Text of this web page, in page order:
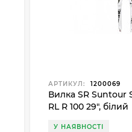
АРТИКУЛ: 1200069
Вилка SR Suntour
RL R 100 29", білий
У НАЯВНОСТІ